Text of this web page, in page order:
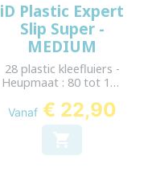
iD Plastic Expert
Slip Super -
MEDIUM
28 plastic kleefluiers -
Heupmaat : 80 tot 125
Vanaf € 22,90
